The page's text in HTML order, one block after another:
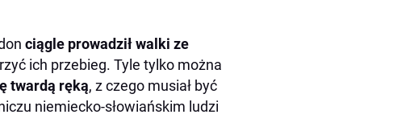
ciągle prowadził walki ze
ich przebieg. Tyle tylko można
twardą ręką, z czego musiał być
niemiecko-słowiańskim ludzi